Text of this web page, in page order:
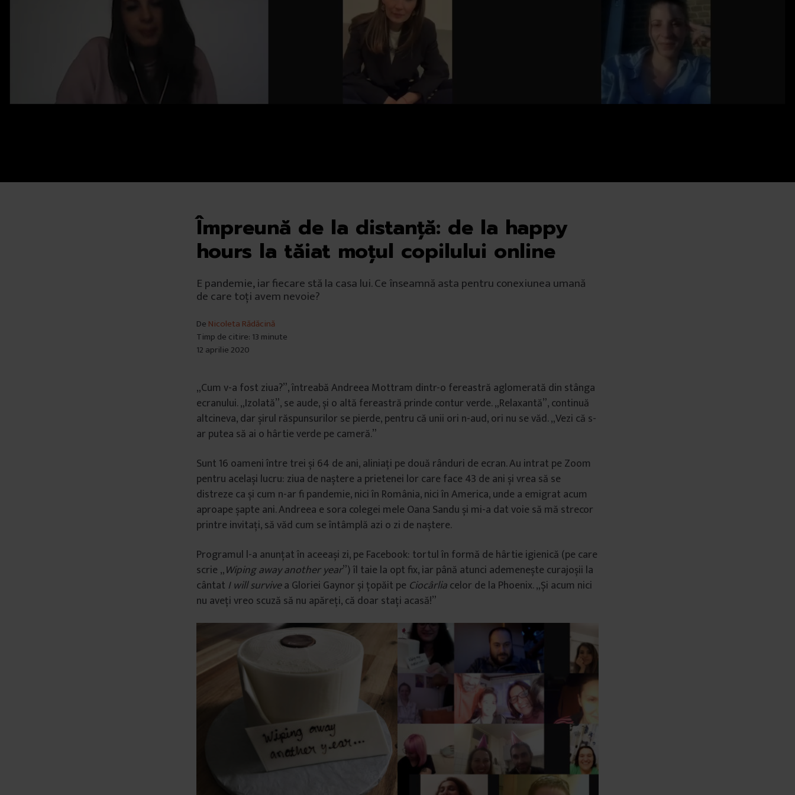
Împreună de la distanță: de la happy
hours la tăiat moțul copilului online
E pandemie, iar fiecare stă la casa lui. Ce înseamnă asta pentru conexiunea umană
de care toți avem nevoie?
De Nicoleta Rădăcină
Timp de citire: 13 minute
12 aprilie 2020
„Cum v-a fost ziua?”, întreabă Andreea Mottram dintr-o fereastră aglomerată din stânga
ecranului. „Izolată”, se aude, și o altă fereastră prinde contur verde. „Relaxantă”, continuă
altcineva, dar șirul răspunsurilor se pierde, pentru că unii ori n-aud, ori nu se văd. „Vezi că s-
ar putea să ai o hârtie verde pe cameră.”
Sunt 16 oameni între trei și 64 de ani, aliniați pe două rânduri de ecran. Au intrat pe Zoom
pentru același lucru: ziua de naștere a prietenei lor care face 43 de ani și vrea să se
distreze ca și cum n-ar fi pandemie, nici în România, nici în America, unde a emigrat acum
aproape șapte ani. Andreea e sora colegei mele Oana Sandu și mi-a dat voie să mă strecor
printre invitați, să văd cum se întâmplă azi o zi de naștere.
Programul l-a anunțat în aceeași zi, pe Facebook: tortul în formă de hârtie igienică (pe care
scrie „Wiping away another year”) îl taie la opt fix, iar până atunci ademenește curajoșii la
cântat I will survivea Gloriei Gaynor și țopăit pe Ciocârliacelor de la Phoenix. „Și acum nici
nu aveți vreo scuză să nu apăreți, că doar stați acasă!”